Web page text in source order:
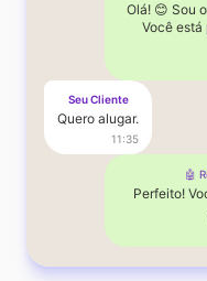
Olá! 😊 Sou
Você está
Seu Cliente
Quero alugar.
11:35
🤖
Perfeito!